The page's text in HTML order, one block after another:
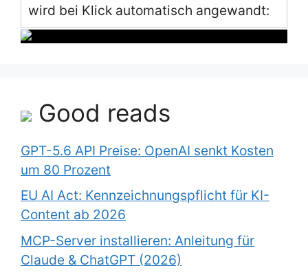
wird bei Klick automatisch angewandt:
Good reads
GPT-5.6 API Preise: OpenAI senkt Kosten
um 80 Prozent
EU AI Act: Kennzeichnungspflicht für KI-
Content ab 2026
MCP-Server installieren: Anleitung für
Claude & ChatGPT (2026)